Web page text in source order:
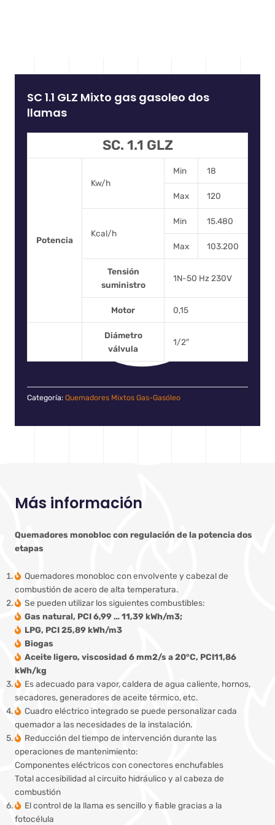
SC 1.1 GLZ Mixto gas gasoleo dos
llamas
SC. 1.1 GLZ
Potencia
Kw/h
Min 18
Max 120
Kcal/h
Min 15.480
Max 103.200
Tensión
suministro
1N-50 Hz 230V
Motor 0,15
Diámetro
válvula
1/2″
Categoría: Quemadores Mixtos Gas-Gasóleo
Más información
Quemadores monobloc con regulación de la potencia dos
etapas
Quemadores monobloc con envolvente y cabezal de
combustión de acero de alta temperatura.
Se pueden utilizar los siguientes combustibles:
Gas natural, PCI 6,99 … 11,39 kWh/m3;
LPG, PCI 25,89 kWh/m3
Biogas
Aceite ligero, viscosidad 6 mm2/s a 20°C, PCI11,86
kWh/kg
Es adecuado para vapor, caldera de agua caliente, hornos,
secadores, generadores de aceite térmico, etc.
Cuadro eléctrico integrado se puede personalizar cada
quemador a las necesidades de la instalación.
Reducción del tiempo de intervención durante las
operaciones de mantenimiento:
Componentes eléctricos con conectores enchufables
Total accesibilidad al circuito hidráulico y al cabeza de
combustión
El control de la llama es sencillo y fiable gracias a la
fotocélula